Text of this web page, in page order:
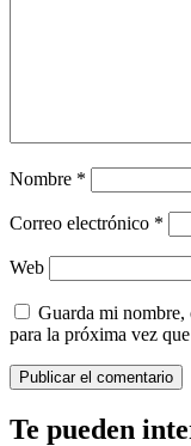
Nombre *
Correo electrónico *
Web
Guarda mi nombre,
para la próxima vez
Te pueden